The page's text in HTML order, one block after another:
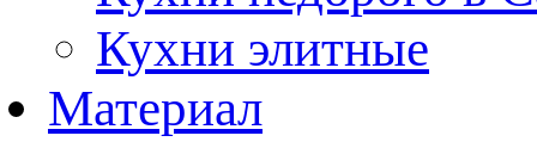
Кухни элитные
Материал